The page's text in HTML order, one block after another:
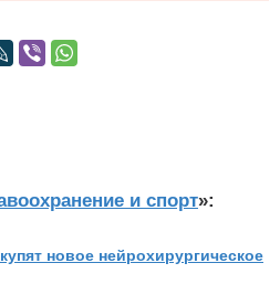
и спорт»:
новое нейрохирургическое